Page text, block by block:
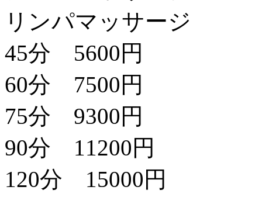
リンパマッサージ
45分 5600円
60分 7500円
75分 9300円
90分 11200円
120分 15000円